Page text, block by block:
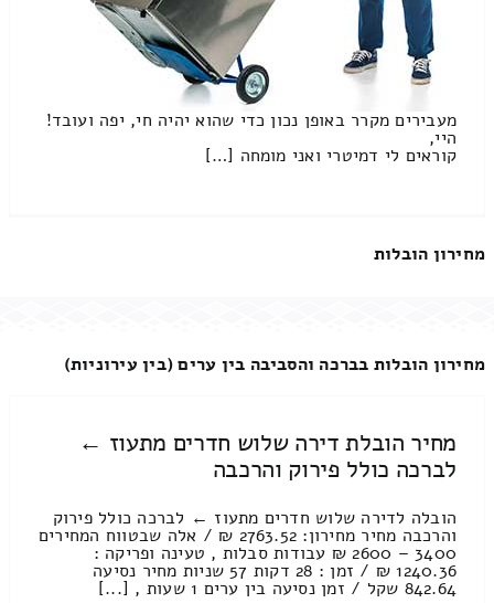
מעבירים מקרר באופן נכון כדי שהוא יהיה חי, יפה ועובד!
היי,
קוראים לי דמיטרי ואני מומחה […]
מחירון הובלות
מחירון הובלות בברכה והסביבה בין ערים (בין עירוניות)
מחיר הובלת דירה שלוש חדרים מתעוז ←
לברכה כולל פירוק והרכבה
הובלה לדירה שלוש חדרים מתעוז ← לברכה כולל פירוק
והרכבה מחיר מחירון: 2763.52 ₪ / אלה שבטווח המחירים
3400 – 2600 ₪ עבודות סבלות , טעינה ופריקה :
1240.36 ₪ / זמן : 28 דקות 57 שניות מחיר נסיעה
842.64 שקל / זמן נסיעה בין ערים 1 שעות , [...]